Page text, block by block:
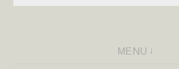
MENU